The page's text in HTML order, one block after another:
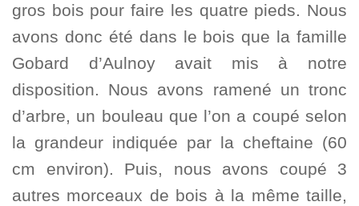
gros bois pour faire les quatre pieds. Nous
avons donc été dans le bois que la famille
Gobard d’Aulnoy avait mis à notre
disposition. Nous avons ramené un tronc
d’arbre, un bouleau que l’on a coupé selon
la grandeur indiquée par la cheftaine (60
cm environ). Puis, nous avons coupé 3
autres morceaux de bois à la même taille,